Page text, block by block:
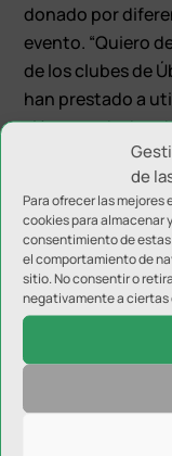
de
Para ofrecer las
cookies para almacenar
consentimiento de
el comportamiento de
sitio. No consentir o
negativamente a
donado por
evento. “Quiero
de los clubes de
han prestado a
viéramos
Enviar
Tu dirección de
campos obligatorios